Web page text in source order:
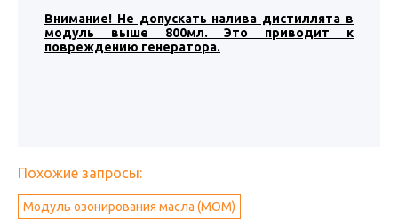
Внимание! Не допускать налива дистиллята в
модуль выше 800мл. Это приводит к
повреждению генератора.
Похожие запросы:
Модуль озонирования масла (МОМ)